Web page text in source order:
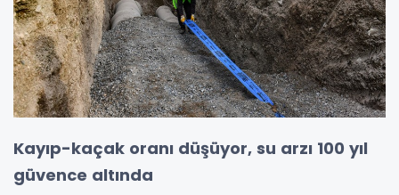
Kayıp-kaçak oranı düşüyor, su arzı 100 yıl
güvence altında